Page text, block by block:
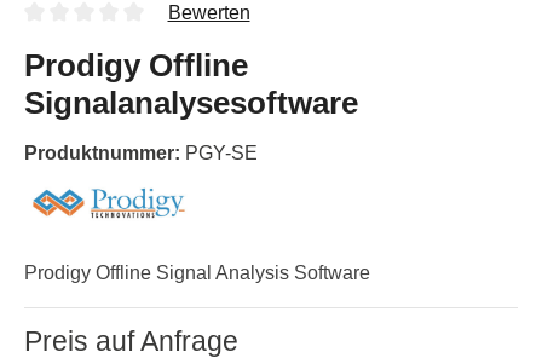
Bewerten
Prodigy Offline
Signalanalysesoftware
Produktnummer: PGY-SE
Prodigy Offline Signal Analysis Software
Preis auf Anfrage